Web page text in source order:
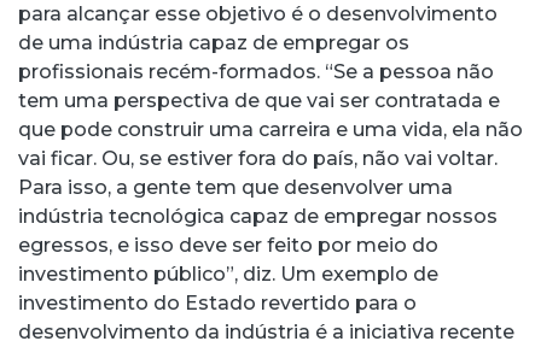
para alcançar esse objetivo é o desenvolvimento
de uma indústria capaz de empregar os
profissionais recém-formados. “Se a pessoa não
tem uma perspectiva de que vai ser contratada e
que pode construir uma carreira e uma vida, ela não
vai ficar. Ou, se estiver fora do país, não vai voltar.
Para isso, a gente tem que desenvolver uma
indústria tecnológica capaz de empregar nossos
egressos, e isso deve ser feito por meio do
investimento público”, diz. Um exemplo de
investimento do Estado revertido para o
desenvolvimento da indústria é a iniciativa recente